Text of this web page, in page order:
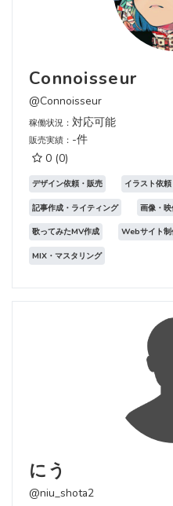
Connoisseur
@Connoisseur
稼働状況： 対応可能
販売実績： -件
0 (0)
デザイン依頼・販売 イラスト依
記事作成・ライティング 画像・
歌ってみたMV作成 Webサイト制
MIX・マスタリング
にう
@niu_shota2